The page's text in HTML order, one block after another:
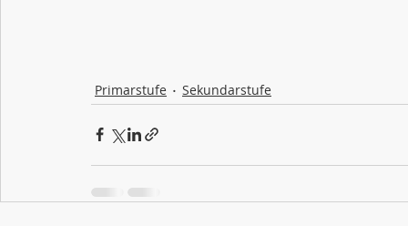
Primarstufe Sekundarstufe